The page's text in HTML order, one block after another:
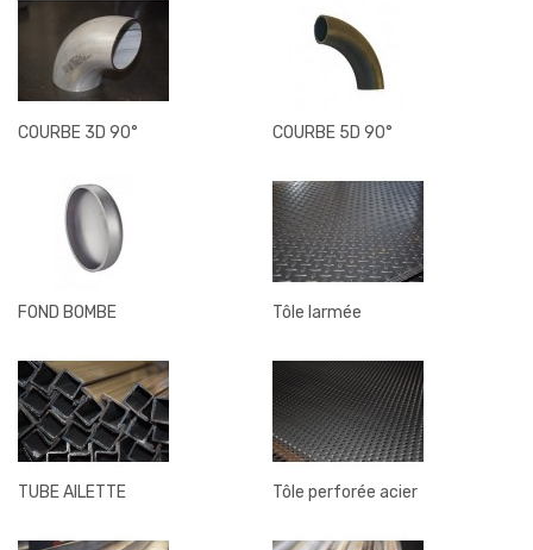
COURBE 3D 90° COURBE 5D 90°
FOND BOMBE Tôle larmée
TUBE AILETTE Tôle perforée acier